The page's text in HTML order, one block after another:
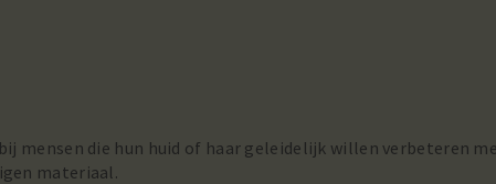
mensen die hun huid of haar geleidelijk willen verbeteren
materiaal.